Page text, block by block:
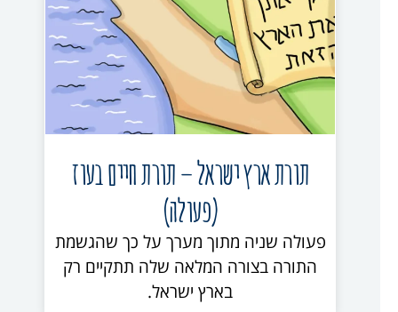
תורת ארץ ישראל – תורת חיים בעוז
(פעולה)
פעולה שניה מתוך מערך על כך שהגשמת
התורה בצורה המלאה שלה תתקיים רק
בארץ ישראל.